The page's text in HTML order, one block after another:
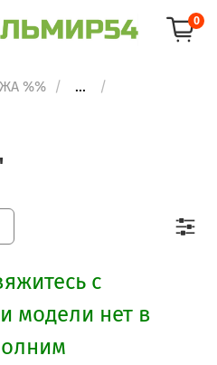
0
%%
...
с
модели нет в